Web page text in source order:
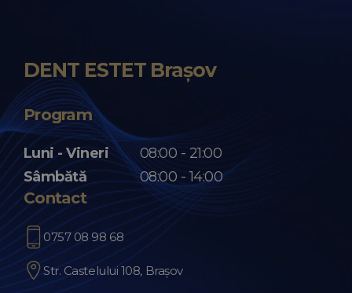
detartraj, în funcție de recomandarea
medicului.
Află mai multe despre profilaxia dentară la DENT
ESTET
DENT ESTET Brașov
Program
Luni - Vineri
08:00 - 21:00
Sâmbătă
08:00 - 14:00
Contact
0757 08 98 68
Str. Castelului 108, Brașov